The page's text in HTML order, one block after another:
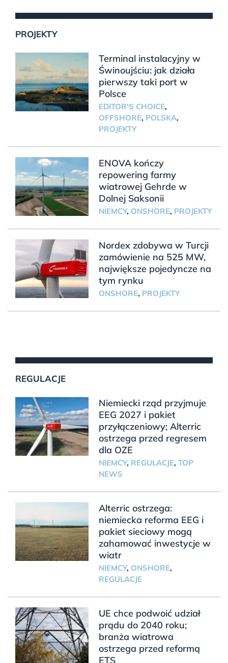
PROJEKTY
Terminal instalacyjny w
Świnoujściu: jak działa
pierwszy taki port w
Polsce
EDITOR'S CHOICE,
OFFSHORE, POLSKA,
PROJEKTY
ENOVA kończy
repowering farmy
wiatrowej Gehrde w
Dolnej Saksonii
NIEMCY, ONSHORE, PROJEKTY
Nordex zdobywa w Turcji
zamówienie na 525 MW,
największe pojedyncze na
tym rynku
ONSHORE, PROJEKTY
REGULACJE
Niemiecki rząd przyjmuje
EEG 2027 i pakiet
przyłączeniowy; Alterric
ostrzega przed regresem
dla OZE
NIEMCY, REGULACJE, TOP
NEWS
Alterric ostrzega:
niemiecka reforma EEG i
pakiet sieciowy mogą
zahamować inwestycje w
wiatr
NIEMCY, ONSHORE,
REGULACJE
UE chce podwoić udział
prądu do 2040 roku;
branża wiatrowa
ostrzega przed reformą
ETS